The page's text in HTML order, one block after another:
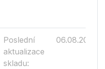
Poslední
aktualizace
skladu:
06.08.2026